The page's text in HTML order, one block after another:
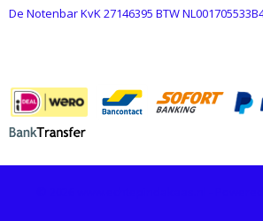
De Notenbar KvK 27146395 BTW